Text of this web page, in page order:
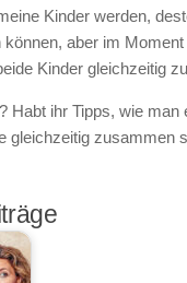
Kinder werden,
aber im
Kinder gleichzeitig
Habt ihr Tipps, wie man
gleichzeitig zusammen